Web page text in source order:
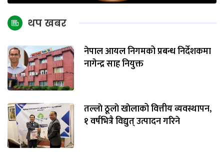
थप खबर
नेपाल आयल निगमको प्रबन्ध निर्देशकमा
नागेन्द्र साह नियुक्त
तल्लाे ठूलाे खाेलाको वित्तीय व्यवस्थापन,
१ वर्षभित्रै विद्युत् उत्पादन गरिने